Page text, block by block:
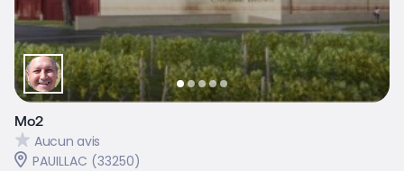
Mo2
Aucun avis
PAUILLAC (33250)